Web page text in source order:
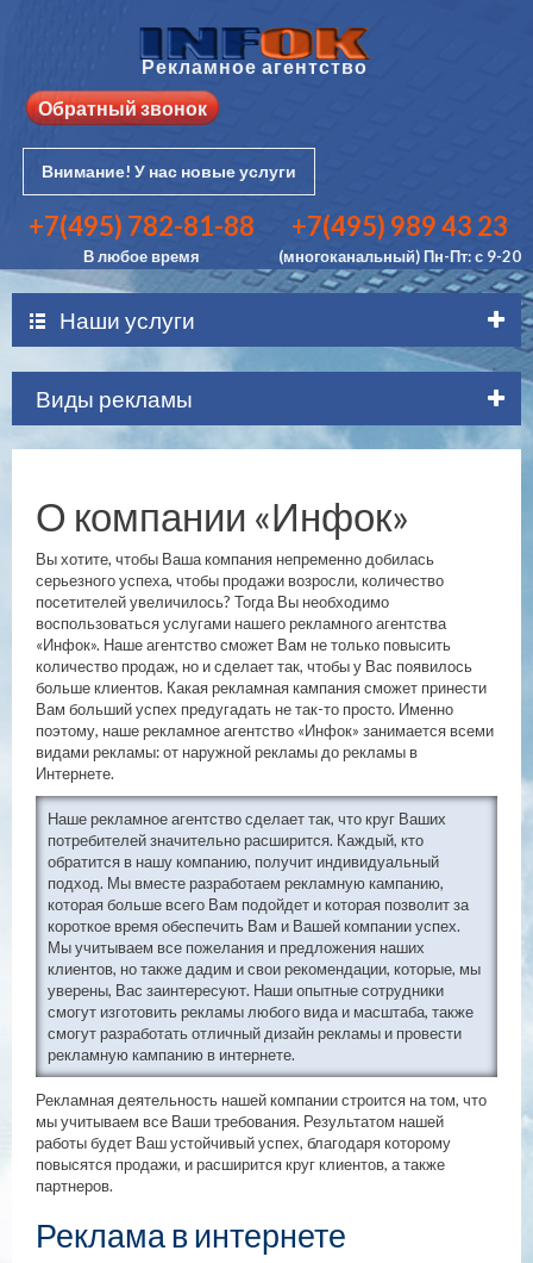
Рекламное агентство
Обратный звонок
Внимание! У нас новые услуги
+7(495) 782-81-88
В любое время
+7(495) 989 43 23
(многоканальный) Пн-Пт: с 9-20
Наши услуги
Виды рекламы
О компании «Инфок»
Вы хотите, чтобы Ваша компания непременно добилась
серьезного успеха, чтобы продажи возросли, количество
посетителей увеличилось? Тогда Вы необходимо
воспользоваться услугами нашего рекламного агентства
«Инфок». Наше агентство сможет Вам не только повысить
количество продаж, но и сделает так, чтобы у Вас появилось
больше клиентов. Какая рекламная кампания сможет принести
Вам больший успех предугадать не так-то просто. Именно
поэтому, наше рекламное агентство «Инфок» занимается всеми
видами рекламы: от наружной рекламы до рекламы в
Интернете.
Наше рекламное агентство сделает так, что круг Ваших
потребителей значительно расширится. Каждый, кто
обратится в нашу компанию, получит индивидуальный
подход. Мы вместе разработаем рекламную кампанию,
которая больше всего Вам подойдет и которая позволит за
короткое время обеспечить Вам и Вашей компании успех.
Мы учитываем все пожелания и предложения наших
клиентов, но также дадим и свои рекомендации, которые, мы
уверены, Вас заинтересуют. Наши опытные сотрудники
смогут изготовить рекламы любого вида и масштаба, также
смогут разработать отличный дизайн рекламы и провести
рекламную кампанию в интернете.
Рекламная деятельность нашей компании строится на том, что
мы учитываем все Ваши требования. Результатом нашей
работы будет Ваш устойчивый успех, благодаря которому
повысятся продажи, и расширится круг клиентов, а также
партнеров.
Реклама в интернете